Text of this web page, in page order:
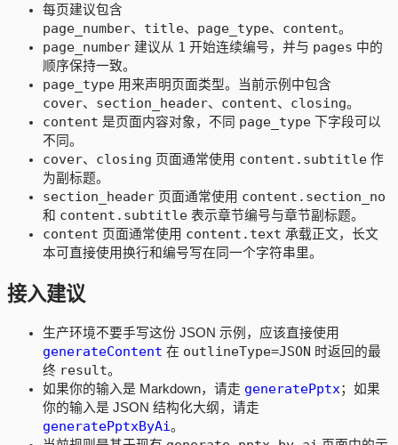
每页建议包含
page_number、 title、 page_type、 content。
page_number 建议从 1 开始连续编号，并与 pages 中的
顺序保持一致。
page_type 用来声明页面类型。当前示例中包含
cover、 section_header、 content、 closing。
content 是页面内容对象，不同 page_type 下字段可以
不同。
cover、 closing 页面通常使用 content.subtitle 作
为副标题。
section_header 页面通常使用 content.section_no
和 content.subtitle 表示章节编号与章节副标题。
content 页面通常使用 content.text 承载正文，长文
本可直接使用换行和编号写在同一个字符串里。
接入建议
生产环境不要手写这份 JSON 示例，应该直接使用
generateContent 在 outlineType=JSON 时返回的最
终 result。
如果你的输入是 Markdown，请走 generatePptx；如果
你的输入是 JSON 结构化大纲，请走
generatePptxByAi。